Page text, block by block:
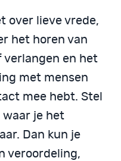
over lieve vrede,
het horen van
verlangen en het
met mensen
mee hebt. Stel
je het
Dan kun je
veroordeling,